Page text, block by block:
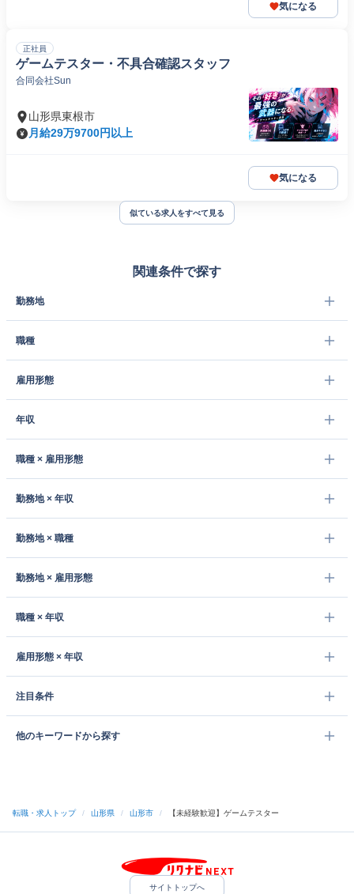
気になる
正社員
ゲームテスター・不具合確認スタッフ
合同会社Sun
山形県東根市
月給29万9700円以上
気になる
似ている求人をすべて見る
関連条件で探す
勤務地
職種
雇用形態
年収
職種 × 雇用形態
勤務地 × 年収
勤務地 × 職種
勤務地 × 雇用形態
職種 × 年収
雇用形態 × 年収
注目条件
他のキーワードから探す
転職・求人トップ / 山形県 / 山形市 / 【未経験歓迎】ゲームテスター
サイトトップへ